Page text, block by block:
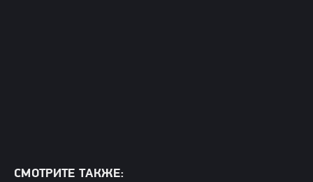
СМОТРИТЕ ТАКЖЕ: